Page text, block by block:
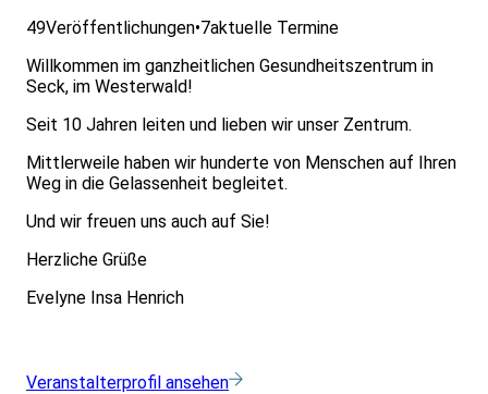
49Veröffentlichungen•7aktuelle Termine
Willkommen im ganzheitlichen Gesundheitszentrum in
Seck, im Westerwald!
Seit 10 Jahren leiten und lieben wir unser Zentrum.
Mittlerweile haben wir hunderte von Menschen auf Ihren
Weg in die Gelassenheit begleitet.
Und wir freuen uns auch auf Sie!
Herzliche Grüße
Evelyne Insa Henrich
Veranstalterprofil ansehen